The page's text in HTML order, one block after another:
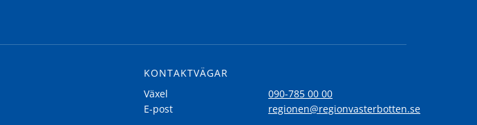
KONTAKTVÄGAR
Växel
090-785 00 00
E-post
regionen@regionvasterbotten.se